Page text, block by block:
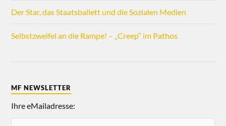
Der Star, das Staatsballett und die Sozialen Medien
Selbstzweifel an die Rampe! – „Creep“ im Pathos
MF NEWSLETTER
Ihre eMailadresse: